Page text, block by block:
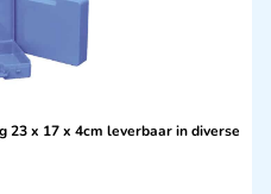
23 x 17 x 4cm leverbaar in diverse